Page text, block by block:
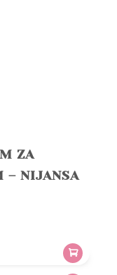
ZA
– NIJANSA